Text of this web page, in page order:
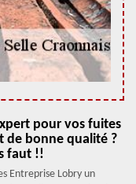
pour vos fuites
de bonne qualité ?
faut !!
Entreprise Lobry un